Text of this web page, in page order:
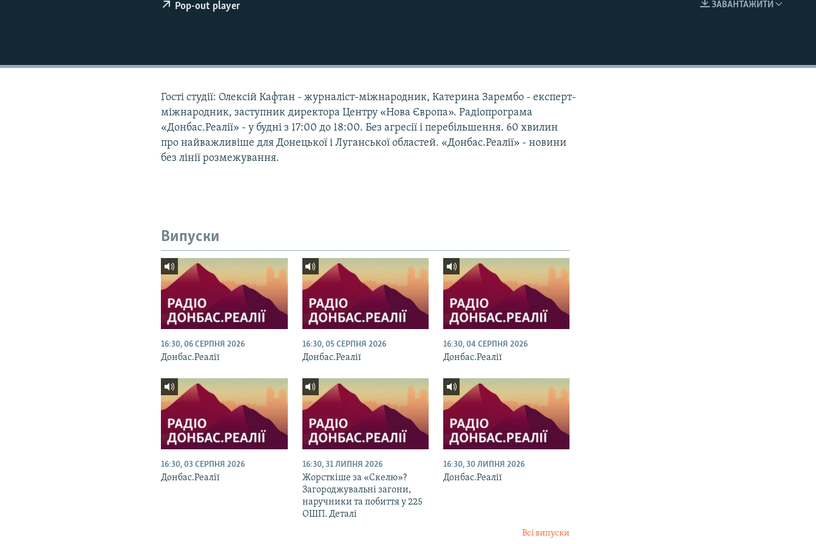
ПОДКАСТИ
ЗАВАНТАЖИТИ
Pop-out player
Гості студії: Олексій Кафтан - журналіст-міжнародник, Катерина Зарембо - експерт-
міжнародник, заступник директора Центру «Нова Європа». Радіопрограма
«Донбас.Реалії» - у будні з 17:00 до 18:00. Без агресії і перебільшення. 60 хвилин
про найважливіше для Донецької і Луганської областей. «Донбас.Реалії» - новини
без лінії розмежування.
Випуски
16:30, 06 СЕРПНЯ 2026
Донбас.Реалії
16:30, 05 СЕРПНЯ 2026
Донбас.Реалії
16:30, 04 СЕРПНЯ 2026
Донбас.Реалії
16:30, 03 СЕРПНЯ 2026
Донбас.Реалії
16:30, 31 ЛИПНЯ 2026
Жорсткіше за «Скелю»?
Загороджувальні загони,
наручники та побиття у 225
ОШП. Деталі
16:30, 30 ЛИПНЯ 2026
Донбас.Реалії
Всі випуски